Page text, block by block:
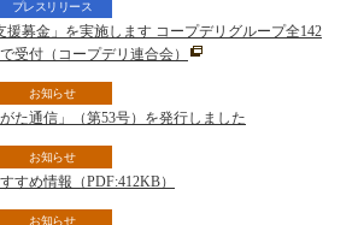
プレスリリース
援募金」を実施します コープデリグループ全142
受付（コープデリ連合会）
お知らせ
た通信」（第53号）を発行しました
お知らせ
め情報（PDF:412KB）
お知らせ